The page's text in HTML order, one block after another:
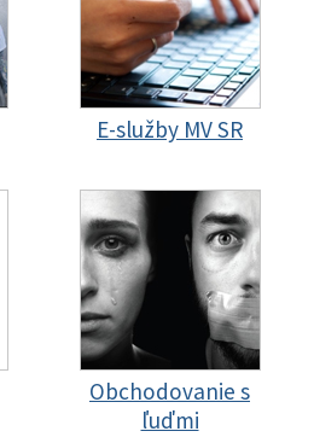
E-služby MV SR
Obchodovanie s
ľuďmi